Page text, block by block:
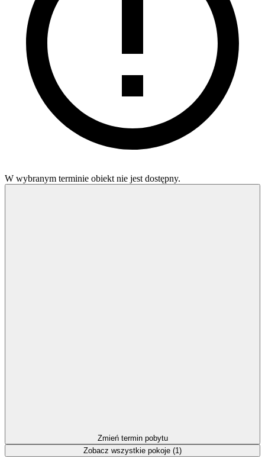
W wybranym terminie obiekt nie jest dostępny.
Zmień termin pobytu
Zobacz wszystkie pokoje (1)